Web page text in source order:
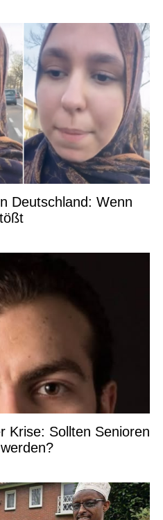
Deutschland: Wenn
Krise: Sollten Senioren